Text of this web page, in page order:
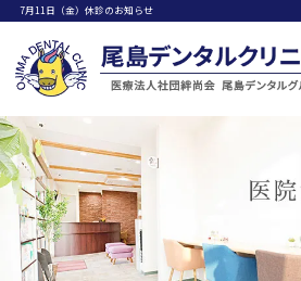
7月11日（金）休診のお知らせ